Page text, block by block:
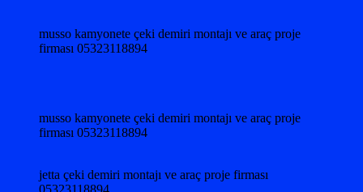
musso kamyonete çeki demiri montajı ve araç proje
firması 05323118894
musso kamyonete çeki demiri montajı ve araç proje
firması 05323118894
jetta çeki demiri montajı ve araç proje firması
05323118894